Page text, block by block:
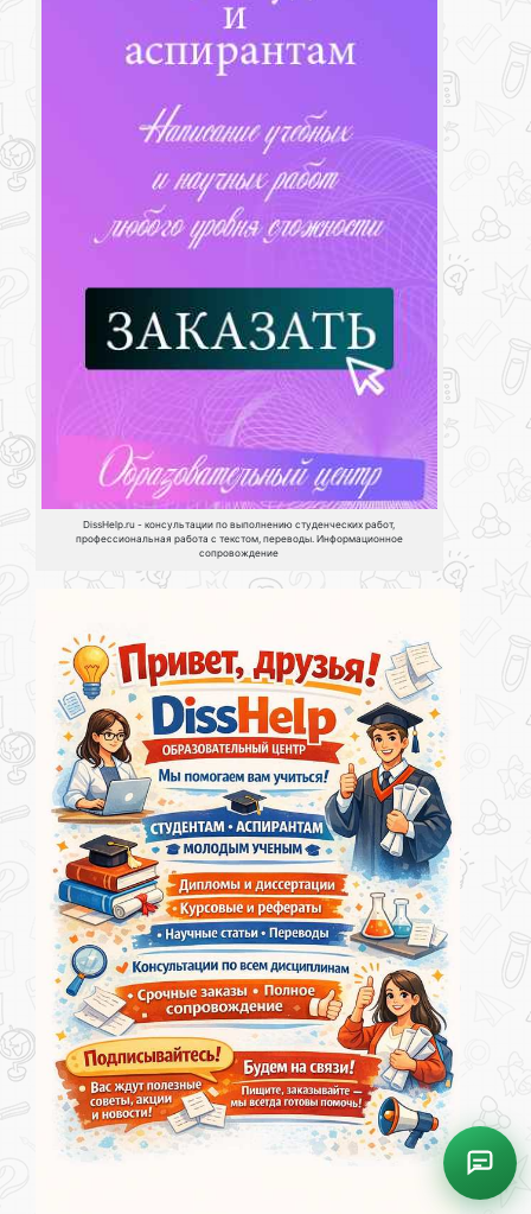
DissHelp.ru - консультации по выполнению студенческих работ,
профессиональная работа с текстом, переводы. Информационное
сопровождение